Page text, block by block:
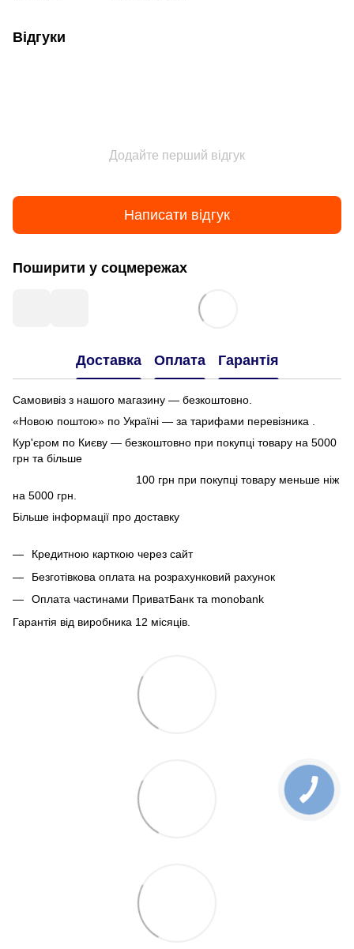
Відгуки
Додайте перший відгук
Написати відгук
Поширити у соцмережах
Доставка Оплата Гарантія
Самовивіз з нашого магазину — безкоштовно.
«Новою поштою» по Україні — за тарифами перевізника .
Кур'єром по Києву — безкоштовно при покупці товару на 5000
грн та більше
100 грн при покупці товару меньше ніж
на 5000 грн.
Більше інформації про доставку
Кредитною карткою через сайт
Безготівкова оплата на розрахунковий рахунок
Оплата частинами ПриватБанк та monobank
Гарантія від виробника 12 місяців.